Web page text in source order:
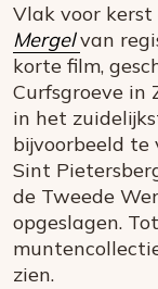
Vlak voor
Mergel van
korte film,
Curfsgroeve in
in het
bijvoorbeeld te
Sint
de Tweede
opgeslagen.
zien.